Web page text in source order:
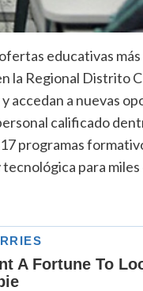
educativas más
la Regional Distrito
accedan a nuevas
calificado
programas
para